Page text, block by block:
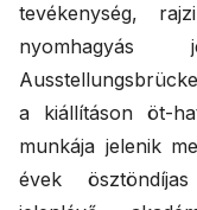
tevékenység,
nyomhagyás
a kiállításon öt-
munkája jelenik
évek